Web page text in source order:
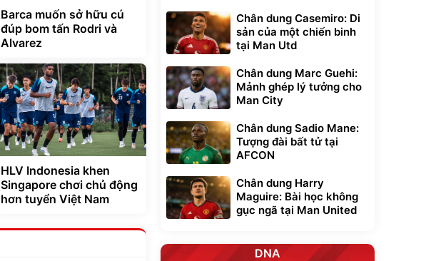
Barca muốn sở hữu cú
đúp bom tấn Rodri và
Alvarez
HLV Indonesia khen
Singapore chơi chủ động
hơn tuyển Việt Nam
Chân dung Casemiro: Di
sản của một chiến binh
tại Man Utd
Chân dung Marc Guehi:
Mảnh ghép lý tưởng cho
Man City
Chân dung Sadio Mane:
Tượng đài bất tử tại
AFCON
Chân dung Harry
Maguire: Bài học không
gục ngã tại Man United
DNA